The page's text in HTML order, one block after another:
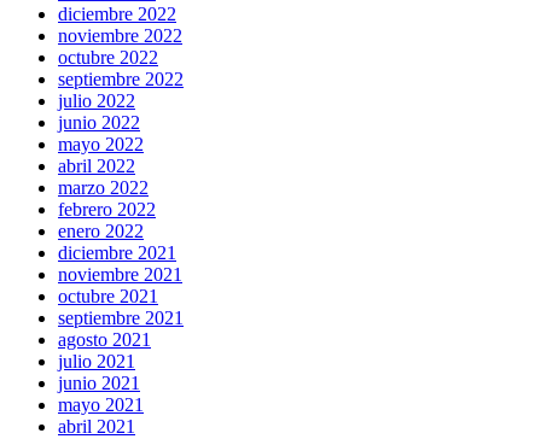
diciembre 2022
noviembre 2022
octubre 2022
septiembre 2022
julio 2022
junio 2022
mayo 2022
abril 2022
marzo 2022
febrero 2022
enero 2022
diciembre 2021
noviembre 2021
octubre 2021
septiembre 2021
agosto 2021
julio 2021
junio 2021
mayo 2021
abril 2021